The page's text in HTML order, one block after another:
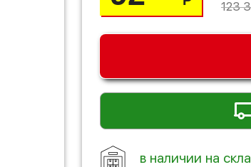
123
в наличии на